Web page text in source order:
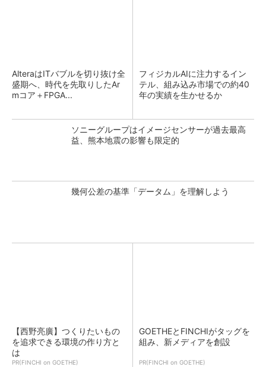
AlteraはITバブルを切り抜け全
盛期へ、時代を先取りしたAr
mコア＋FPGA...
フィジカルAIに注力するイン
テル、組み込み市場での約40
年の実績を生かせるか
ソニーグループはイメージセンサーが過去最高
益、熊本地震の影響も限定的
幾何公差の基準「データム」を理解しよう
【西野亮廣】つくりたいもの
を追求できる環境の作り方と
は
PR(FINCHI on GOETHE)
GOETHEとFINCHIがタッグを
組み、新メディアを創設
PR(FINCHI on GOETHE)